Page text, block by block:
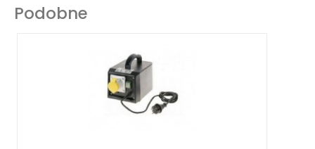
Podobne